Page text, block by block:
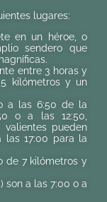
lugares:
en un héroe, o
sendero que
entre 3 horas y
kilómetros y un
a las 6:50 de la
o a las 12:50,
pueden
las 17:00 para la
de 7 kilómetros y
son a las 7:00 o a